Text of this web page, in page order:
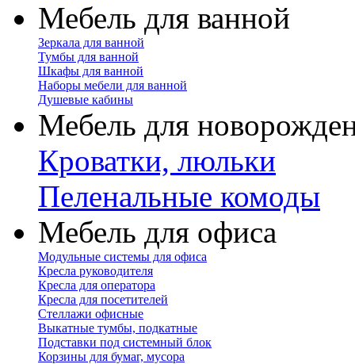
Мебель для ванной
Зеркала для ванной
Тумбы для ванной
Шкафы для ванной
Наборы мебели для ванной
Душевые кабины
Мебель для
Кроватки, люльки
Пеленальные комоды
Мебель для офиса
Модульные системы для офиса
Кресла руководителя
Кресла для оператора
Кресла для посетителей
Стеллажи офисные
Выкатные тумбы, подкатные
Подставки под системный блок
Корзины для бумаг, мусора